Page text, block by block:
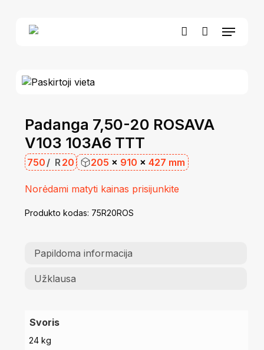
Menu
Close
Cart
Padanga 7,50-20 ROSAVA
V103 103A6 TTT
750 / R 20 205 × 910 × 427 mm
Norėdami matyti kainas prisijunkite
Produkto kodas: 75R20ROS
Papildoma informacija
Užklausa
Svoris
24 kg